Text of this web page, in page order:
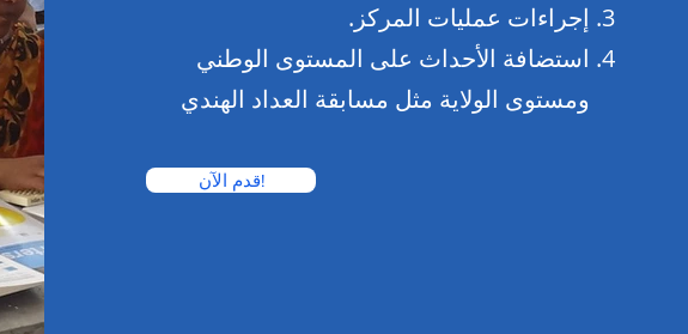
إجراءات عمليات المركز.
استضافة الأحداث على المستوى الوطني
ومستوى الولاية مثل مسابقة العداد الهندي
قدم الآن!